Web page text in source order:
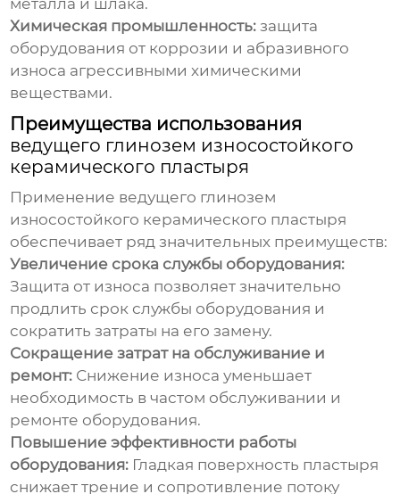
металла и шлака.
Химическая промышленность: защита
оборудования от коррозии и абразивного
износа агрессивными химическими
веществами.
Преимущества использования
ведущего глинозем износостойкого
керамического пластыря
Применение ведущего глинозем
износостойкого керамического пластыря
обеспечивает ряд значительных преимуществ:
Увеличение срока службы оборудования:
Защита от износа позволяет значительно
продлить срок службы оборудования и
сократить затраты на его замену.
Сокращение затрат на обслуживание и
ремонт: Снижение износа уменьшает
необходимость в частом обслуживании и
ремонте оборудования.
Повышение эффективности работы
оборудования: Гладкая поверхность пластыря
снижает трение и сопротивление потоку